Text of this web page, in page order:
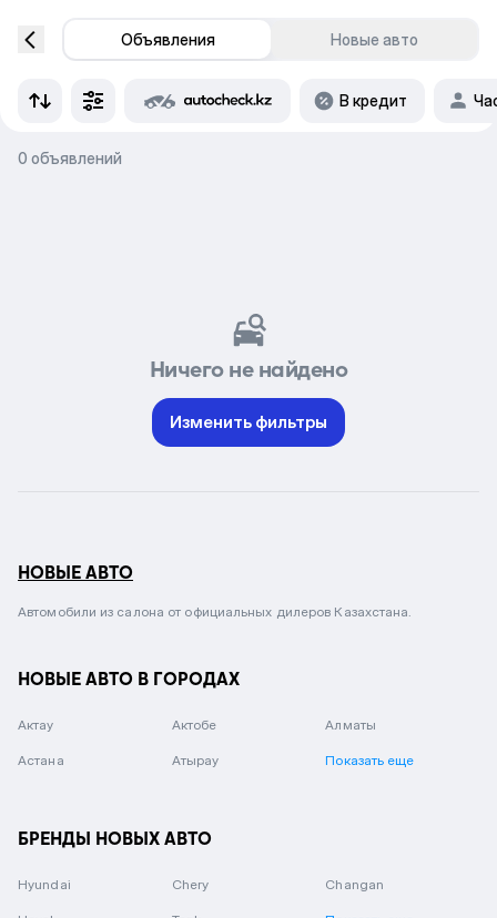
Объявления Новые авто
В кредит
0 объявлений
Ничего не найдено
Изменить фильтры
НОВЫЕ АВТО
Автомобили из салона от официальных дилеров Казахстана.
НОВЫЕ АВТО В ГОРОДАХ
Актау Актобе Алматы
Астана Атырау Показать еще
БРЕНДЫ НОВЫХ АВТО
Hyundai Chery Changan